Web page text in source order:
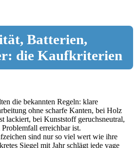
Batterien,
die Kaufkriterien
die bekannten Regeln: klare
ohne scharfe Kanten, bei Holz
lackiert, bei Kunststoff geruchsneutral,
erreichbar ist.
sind nur so viel wert wie ihre
Siegel mit Jahr schlägt jede vage